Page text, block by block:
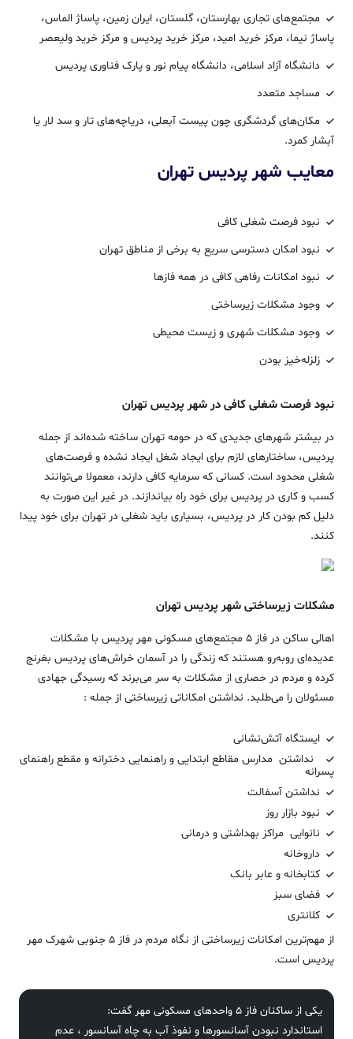
مجتمع‌های تجاری بهارستان، گلستان، ایران زمین، پاساژ الماس،
پاساژ نیما، مرکز خرید امید، مرکز خرید پردیس و مرکز خرید ولیعصر
دانشگاه آزاد اسلامی، دانشگاه پیام نور و پارک فناوری پردیس
مساجد متعدد
مکان‌های گردشگری چون پیست آبعلی، دریاچه‌های تار و سد لار یا
آبشار کمرد.
معایب شهر پردیس تهران
نبود فرصت شغلی کافی
نبود امکان دسترسی سریع به برخی از مناطق تهران
نبود امکانات رفاهی کافی در همه فازها
وجود مشکلات زیرساختی
وجود مشکلات شهری و زیست محیطی
زلزله‌خیز بودن
نبود فرصت شغلی کافی در شهر پردیس تهران
در بیشتر شهرهای جدیدی که در حومه تهران ساخته شده‌اند از جمله
پردیس، ساختار‌های لازم برای ایجاد شغل ایجاد نشده و فرصت‌های
شغلی محدود است. کسانی که سرمایه کافی دارند، معمولا می‌توانند
کسب و کاری در پردیس برای خود راه بیاندازند. در غیر این صورت به
دلیل کم‌ بودن کار در پردیس، بسیاری باید شغلی در تهران برای خود پیدا
کنند.
مشکلات زیرساختی شهر پردیس تهران
اهالی ساکن در فاز 5 مجتمع‌های مسکونی مهر پردیس با مشکلات
عدیده‌ای روبه‌رو هستند که زندگی را در آسمان خراش‌های پردیس بغرنج
کرده و مردم در حصاری از مشکلات به سر می‌برند که رسیدگی جهادی
مسئولان را می‌طلبد. نداشتن امکاناتی زیرساختی از جمله :
ایستگاه آتش‌نشانی
نداشتن مدارس مقاطع ابتدایی و راهنمایی دخترانه و مقطع راهنمای
پسرانه
نداشتن آسفالت
نبود بازار روز
نانوایی مراکز بهداشتی و درمانی
داروخانه
کتابخانه و عابر بانک
فضای سبز
کلانتری
از مهم‌ترین امکانات زیرساختی از نگاه مردم در فاز 5 جنوبی شهرک مهر
پردیس است‌.
یکی از ساکنان فاز 5 واحدهای مسکونی مهر گفت:‌
استاندارد نبودن آسانسورها و نفوذ آب به چاه آسانسور ، عدم